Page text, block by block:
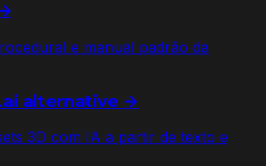
e manual padrão da
alternative →
3D com IA a partir de texto e